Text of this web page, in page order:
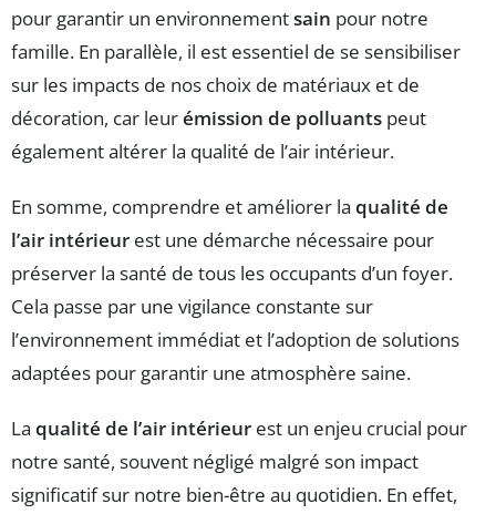
pour garantir un environnementsain pour notre
famille. En parallèle, il est essentiel de se sensibiliser
sur les impacts de nos choix de matériaux et de
décoration, car leurémission de polluants peut
également altérer la qualité de l’air intérieur.
En somme, comprendre et améliorer la qualité de
l’air intérieur est une démarche nécessaire pour
préserver la santé de tous les occupants d’un foyer.
Cela passe par une vigilance constante sur
l’environnement immédiat et l’adoption de solutions
adaptées pour garantir une atmosphère saine.
La qualité de l’air intérieur est un enjeu crucial pour
notre santé, souvent négligé malgré son impact
significatif sur notre bien-être au quotidien. En effet,